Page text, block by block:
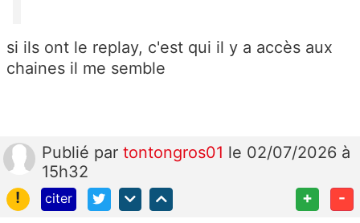
si ils ont le replay, c'est qui il y a accès aux
chaines il me semble
Publié par tontongros01 le 02/07/2026 à
15h32
!
citer + -